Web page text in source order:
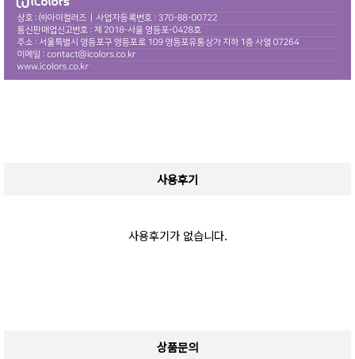
사용후기
사용후기가 없습니다.
상품문의